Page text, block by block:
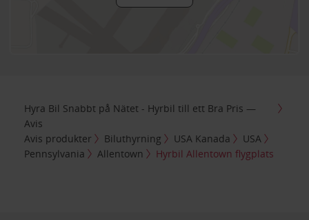
Hyra Bil Snabbt på Nätet - Hyrbil till ett Bra Pris —
Avis
Avis produkter
Biluthyrning USA Kanada
USA
Pennsylvania
Allentown Hyrbil Allentown flygplats